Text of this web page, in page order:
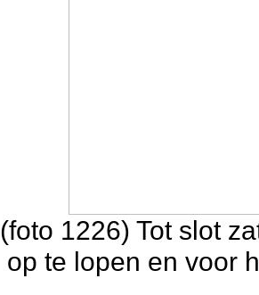
(foto 1226) Tot slot
op te lopen en voor